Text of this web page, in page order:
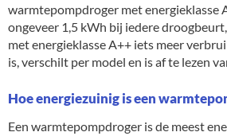
warmtepompdroger met energieklasse
ongeveer 1,5 kWh bij iedere
met energieklasse A++ iets meer
is, verschilt per model en is af te lezen
Hoe energiezuinig is een
Een warmtepompdroger is de meest